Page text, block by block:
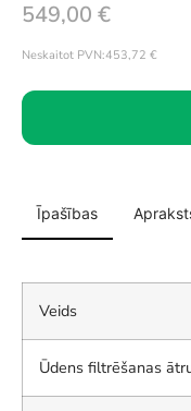
549,00 €
Neskaitot PVN:453,72 €
Īpašības
Veids
Ūdens filtrēšanas